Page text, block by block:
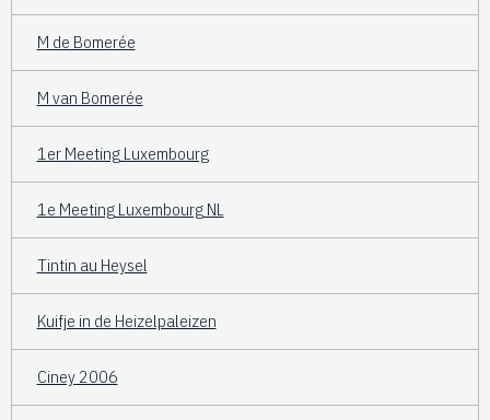
M de Bomerée
M van Bomerée
1er Meeting Luxembourg
1e Meeting Luxembourg NL
Tintin au Heysel
Kuifje in de Heizelpaleizen
Ciney 2006